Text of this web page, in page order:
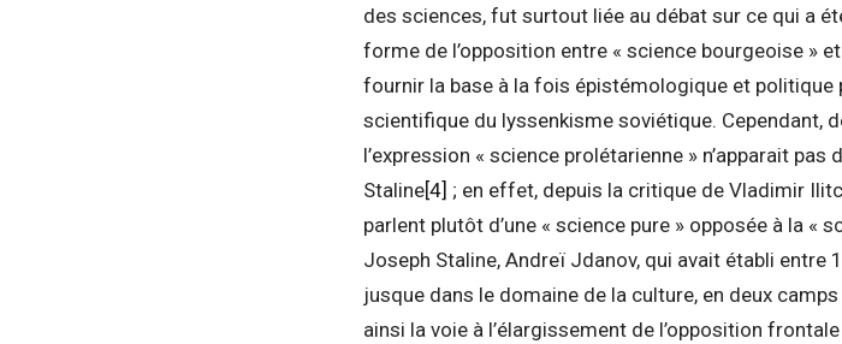
des sciences, fut surtout liée au débat sur ce qui a
forme de l’opposition entre « science bourgeoise »
fournir la base à la fois épistémologique et politique
scientifique du lyssenkisme soviétique. Cependant,
l’expression « science prolétarienne » n’apparait
Staline[4] ; en effet, depuis la critique de Vladimir
parlent plutôt d’une « science pure » opposée à la «
Joseph Staline, Andreï Jdanov, qui avait établi
jusque dans le domaine de la culture, en deux
ainsi la voie à l’élargissement de l’opposition